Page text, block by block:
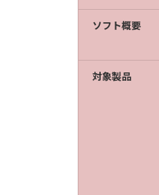
ソフト概要
対象製品